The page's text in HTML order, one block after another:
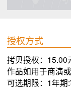
授权方式
拷贝授权：15.00
作品如用于商演
可选期限：1年期